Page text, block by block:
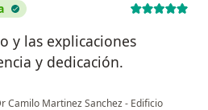
y las explicaciones
y dedicación.
Camilo Martinez Sanchez - Edificio